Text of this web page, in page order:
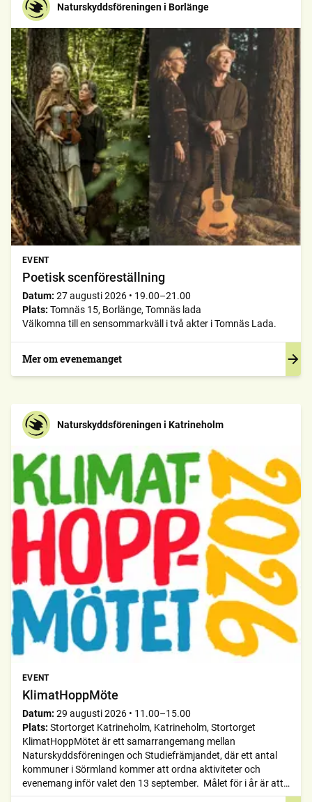
Naturskyddsföreningen i Borlänge
EVENT
Poetisk scenföreställning
Datum: 27 augusti 2026 • 19.00–21.00
Plats: Tomnäs 15, Borlänge, Tomnäs lada
Välkomna till en sensommarkväll i två akter i Tomnäs Lada.
Mer om evenemanget
Naturskyddsföreningen i Katrineholm
EVENT
KlimatHoppMöte
Datum: 29 augusti 2026 • 11.00–15.00
Plats: Stortorget Katrineholm, Katrineholm, Stortorget
KlimatHoppMötet är ett samarrangemang mellan
Naturskyddsföreningen och Studiefrämjandet, där ett antal
kommuner i Sörmland kommer att ordna aktiviteter och
evenemang inför valet den 13 september. Målet för i år är att
lyfta klimatet som en valfråga. Mer information finns på